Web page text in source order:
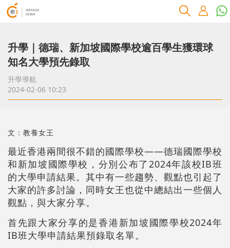
升學｜德瑞、新加坡國際學校逾百學生獲環球
知名大學預先錄取
升學導航
2024-02-06 10:23
文：教養女王
最近香港兩間很不錯的國際學校——德瑞國際學校
和新加坡國際學校，分別公布了2024年該校IB班
的大學申請結果。其中有一些趨勢、觀點也引起了
大家的許多討論，同時女王也從中總結出一些個人
觀點，與大家分享。
首先跟大家分享的是香港新加坡國際學校2024年
IB班大學申請結果預錄取名單。